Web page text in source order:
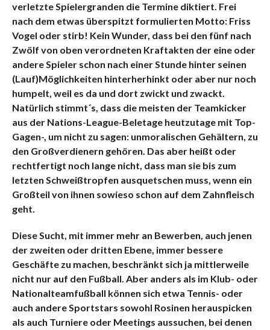
verletzte Spielergranden die Termine diktiert. Frei
nach dem etwas überspitzt formulierten Motto: Friss
Vogel oder stirb! Kein Wunder, dass bei den fünf nach
Zwölf von oben verordneten Kraftakten der eine oder
andere Spieler schon nach einer Stunde hinter seinen
(Lauf)Möglichkeiten hinterherhinkt oder aber nur noch
humpelt, weil es da und dort zwickt und zwackt.
Natürlich stimmt´s, dass die meisten der Teamkicker
aus der Nations-League-Beletage heutzutage mit Top-
Gagen-, um nicht zu sagen: unmoralischen Gehältern, zu
den Großverdienern gehören. Das aber heißt oder
rechtfertigt noch lange nicht, dass man sie bis zum
letzten Schweißtropfen ausquetschen muss, wenn ein
Großteil von ihnen sowieso schon auf dem Zahnfleisch
geht.
Diese Sucht, mit immer mehr an Bewerben, auch jenen
der zweiten oder dritten Ebene, immer bessere
Geschäfte zu machen, beschränkt sich ja mittlerweile
nicht nur auf den Fußball. Aber anders als im Klub- oder
Nationalteamfußball können sich etwa Tennis- oder
auch andere Sportstars sowohl Rosinen herauspicken
als auch Turniere oder Meetings aussuchen, bei denen